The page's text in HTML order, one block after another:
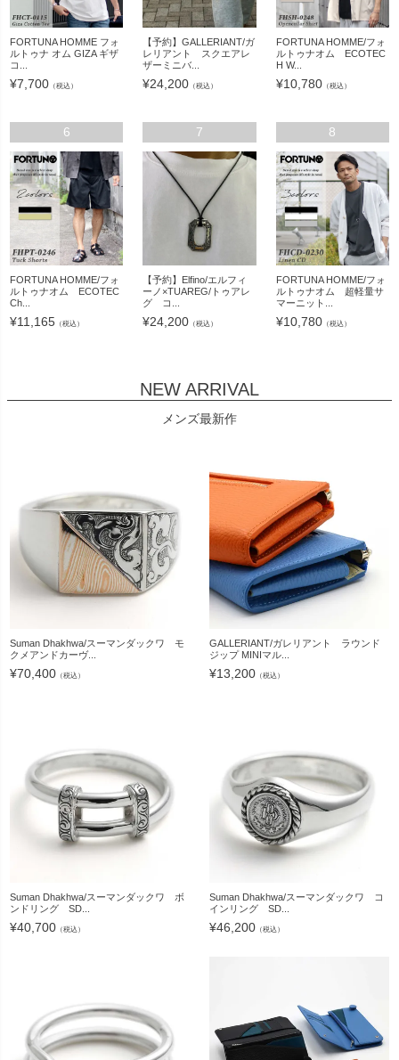
FORTUNA HOMME フォ
ルトゥナ オム GIZA ギザ
コ...
¥7,700 （税込）
【予約】GALLERIANT/ガ
レリアント スクエアレ
ザーミニバ...
¥24,200 （税込）
FORTUNA HOMME/フォ
ルトゥナオム ECOTEC
H W...
¥10,780（税込）
6
FORTUNA HOMME/フォ
ルトゥナオム ECOTEC
Ch...
¥11,165 （税込）
7
【予約】Elfino/エルフィ
ーノ×TUAREG/トゥアレ
グ コ...
¥24,200 （税込）
8
FORTUNA HOMME/フォ
ルトゥナオム 超軽量サ
マーニット...
¥10,780（税込）
NEW ARRIVAL
メンズ最新作
Suman Dhakhwa/スーマンダックワ モ
クメアンドカーヴ...
¥70,400 （税込）
GALLERIANT/ガレリアント ラウンド
ジップ MINIマル...
¥13,200 （税込）
Suman Dhakhwa/スーマンダックワ ボ
ンドリング SD...
¥40,700 （税込）
Suman Dhakhwa/スーマンダックワ コ
インリング SD...
¥46,200 （税込）